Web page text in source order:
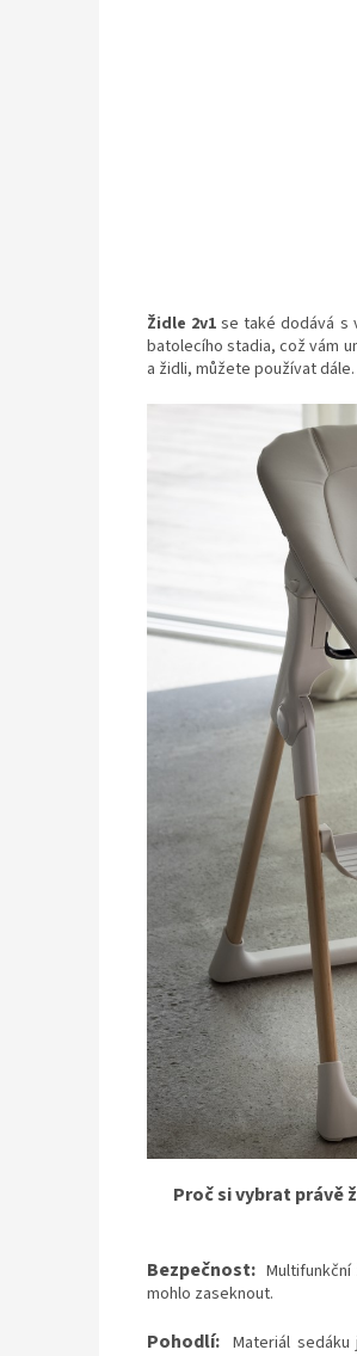
Židle 2v1 se také dodává s
batolecího stadia, což vám
a židli, můžete používat dále.
Proč si vybrat právě
Bezpečnost:
mohlo zaseknout.
Pohodlí: Materiál